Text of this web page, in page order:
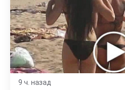
9 ч. назад